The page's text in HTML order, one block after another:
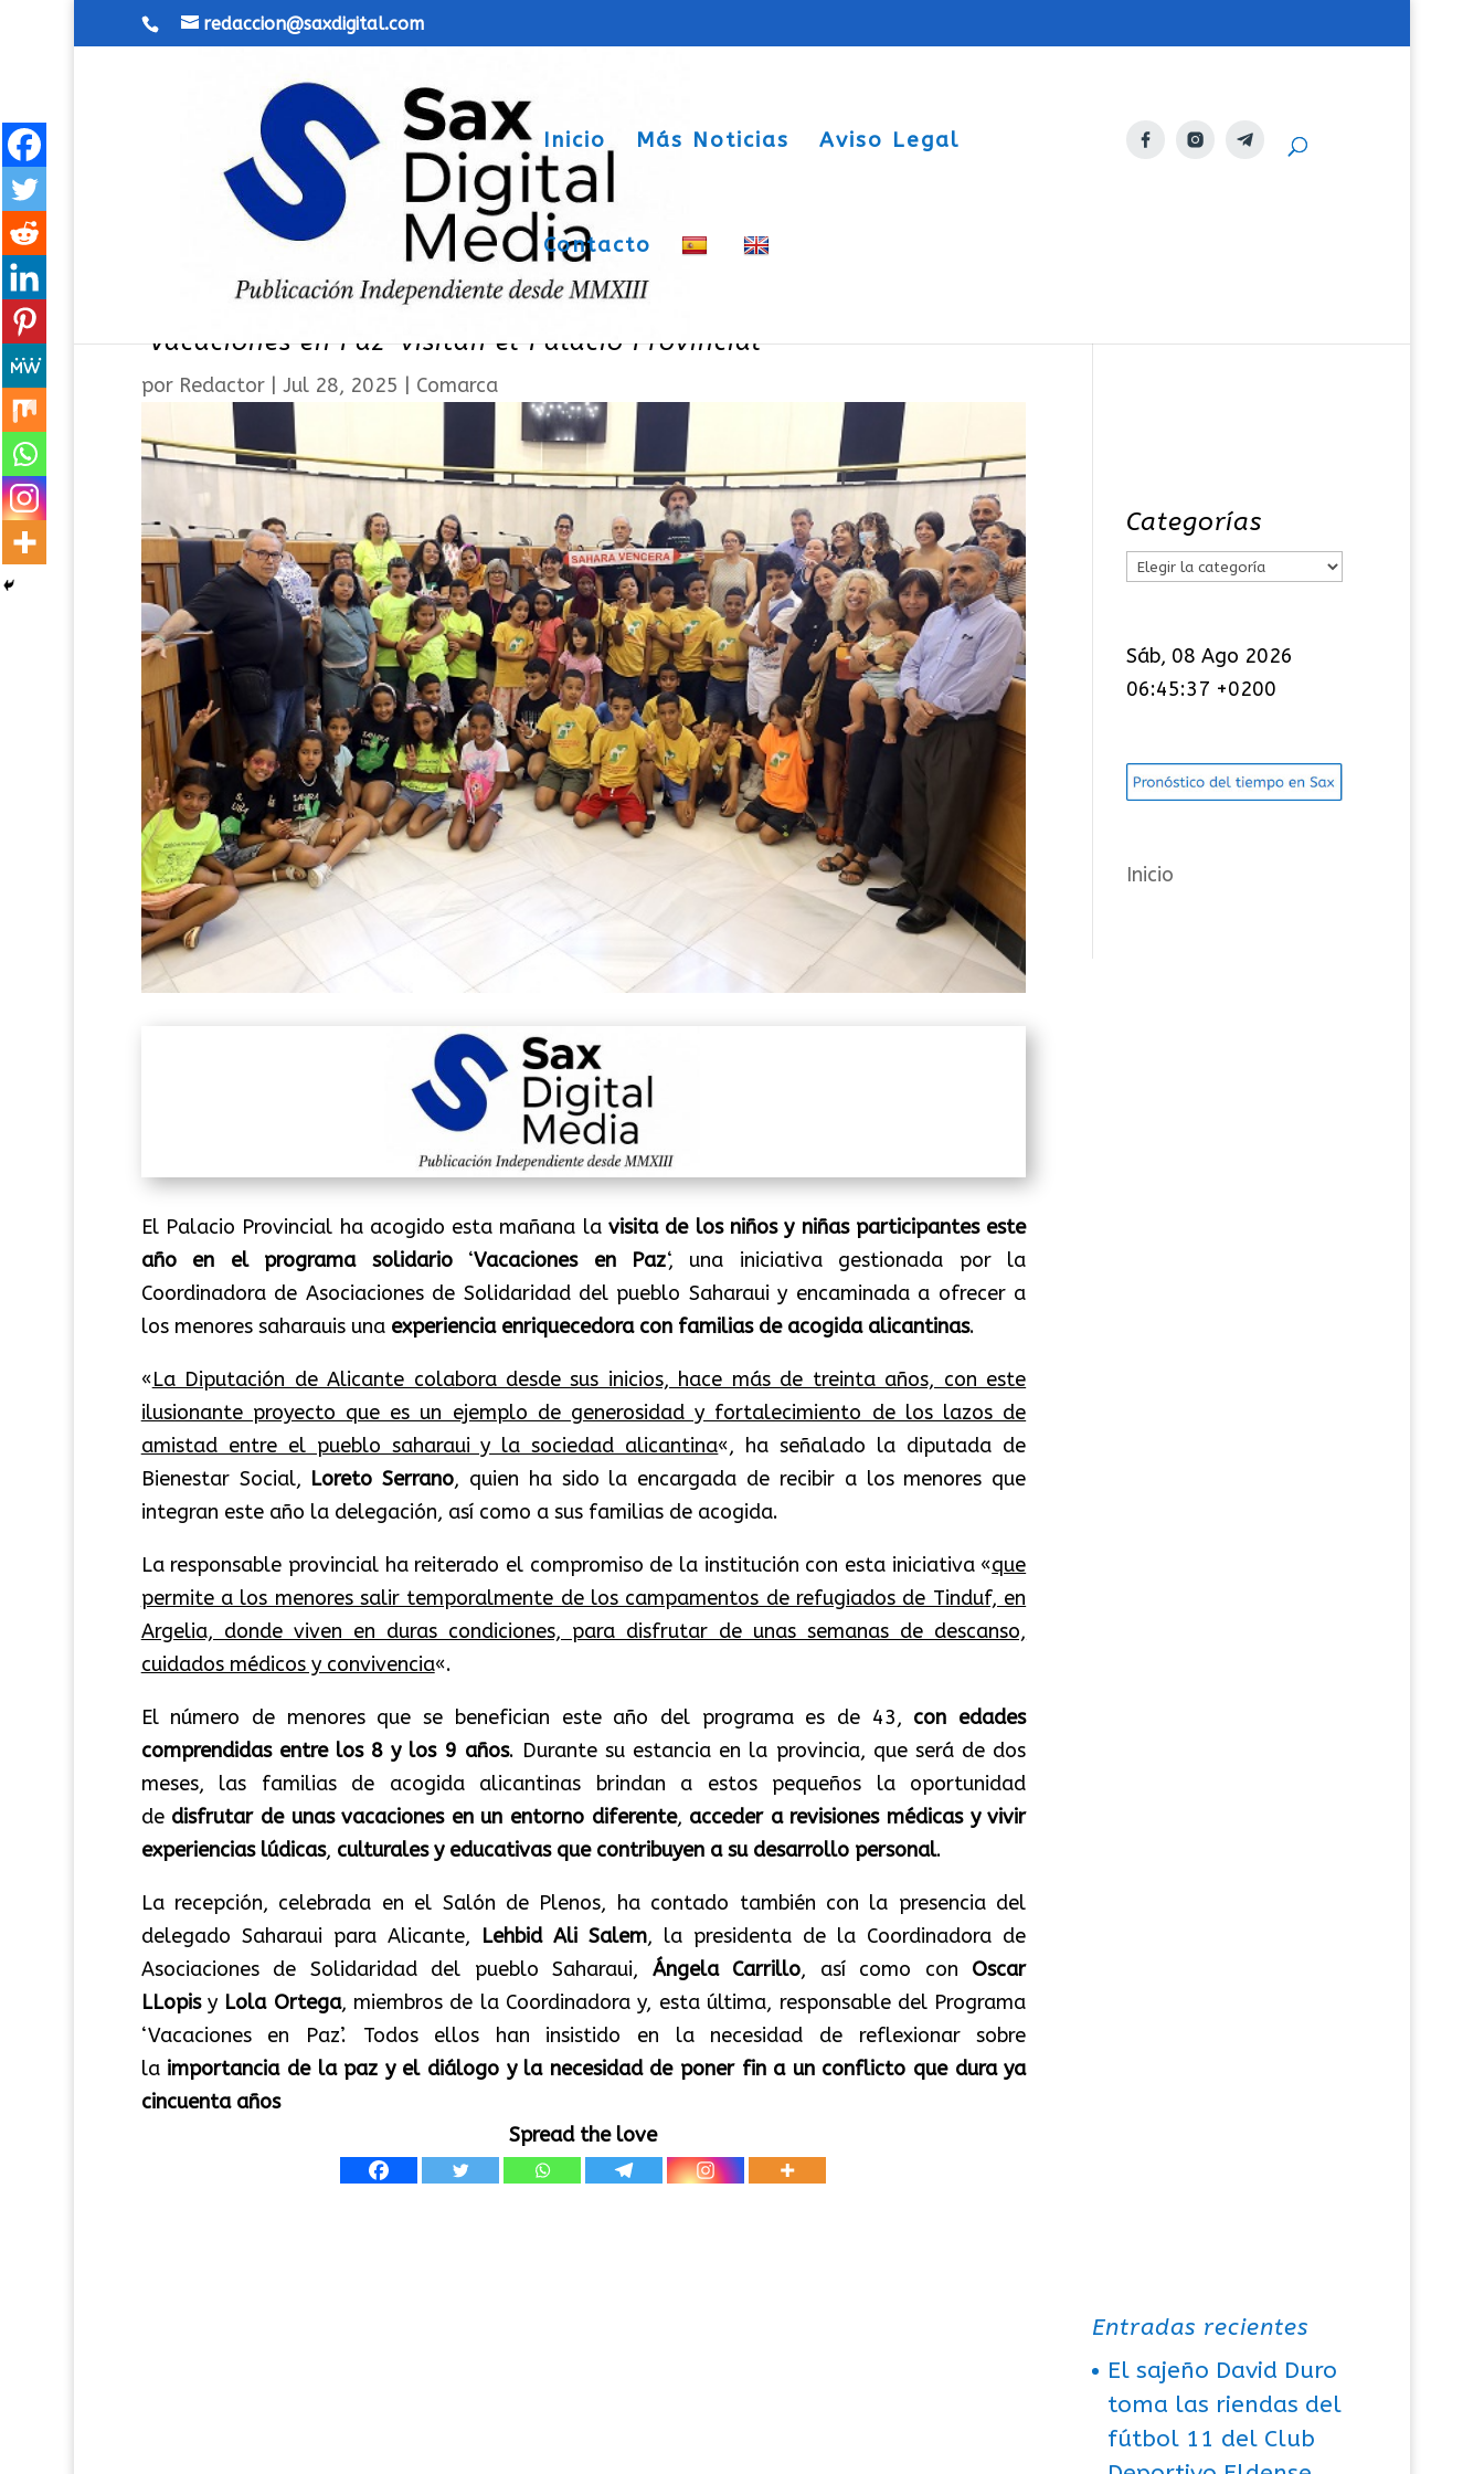
redaccion@saxdigital.com
Inicio Más Noticias Aviso Legal
Contacto
Más de cuarenta niños y niñas saharauis del programa solidario
‘Vacaciones en Paz’ visitan el Palacio Provincial
por Redactor| Jul 28, 2025 Comarca
El Palacio Provincial ha acogido esta mañana lavisita de los niños y niñas participantes este
año en el programa solidario ‘Vacaciones en Paz‘, una iniciativa gestionada por la
Coordinadora de Asociaciones de Solidaridad del pueblo Saharaui y encaminada a ofrecer a
los menores saharauis una experiencia enriquecedora con familias de acogida alicantinas.
«La Diputación de Alicante colabora desde sus inicios, hace más de treinta años, con este
ilusionante proyecto que es un ejemplo de generosidad y fortalecimiento de los lazos de
amistad entre el pueblo saharaui y la sociedad alicantina«, ha señalado la diputada de
Bienestar Social, Loreto Serrano, quien ha sido la encargada de recibir a los menores que
integran este año la delegación, así como a sus familias de acogida.
La responsable provincial ha reiterado el compromiso de la institución con esta iniciativa «que
permite a los menores salir temporalmente de los campamentos de refugiados de Tinduf, en
Argelia, donde viven en duras condiciones, para disfrutar de unas semanas de descanso,
cuidados médicos y convivencia«.
El número de menores que se benefician este año del programa es de 43, con edades
comprendidas entre los 8 y los 9 años. Durante su estancia en la provincia, que será de dos
meses, las familias de acogida alicantinas brindan a estos pequeños la oportunidad
de disfrutar de unas vacaciones en un entorno diferente, acceder a revisiones médicas y vivir
experiencias lúdicas, culturales y educativas que contribuyen a su desarrollo personal.
La recepción, celebrada en el Salón de Plenos, ha contado también con la presencia del
delegado Saharaui para Alicante, Lehbid Ali Salem, la presidenta de la Coordinadora de
Asociaciones de Solidaridad del pueblo Saharaui, Ángela Carrillo, así como con Oscar
LLopisy Lola Ortega, miembros de la Coordinadora y, esta última, responsable del Programa
‘Vacaciones en Paz’. Todos ellos han insistido en la necesidad de reflexionar sobre
la importancia de la paz y el diálogo y la necesidad de poner fin a un conflicto que dura ya
cincuenta años
Spread the love
Categorías
C
e
g
r
í
s
Sáb, 08 Ago 2026
06:45:37 +0200
Inicio
Entradas recientes
El sajeño David Duro
toma las riendas del
fútbol 11 del Club